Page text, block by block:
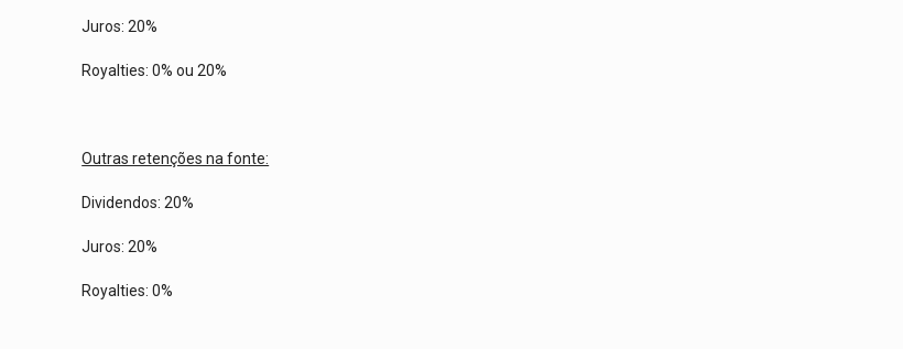
Juros: 20%
Royalties: 0% ou 20%
Outras retenções na fonte:
Dividendos: 20%
Juros: 20%
Royalties: 0%